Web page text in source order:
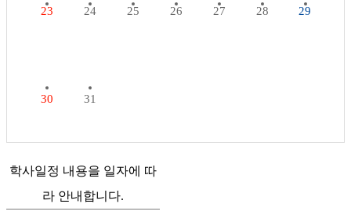
23 24 25 26 27 28 29
30 31
학사일정 내용을 일자에 따
라 안내합니다.